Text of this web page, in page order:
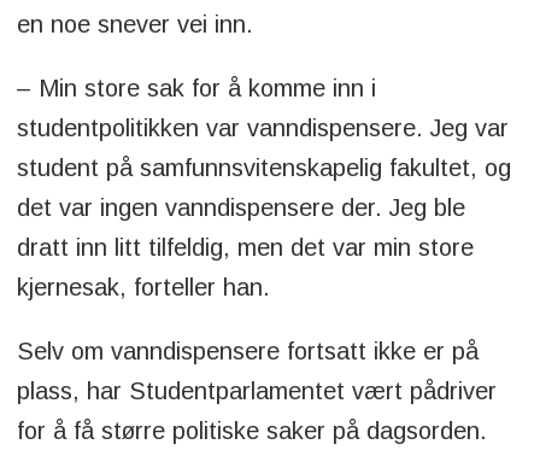
en noe snever vei inn.
– Min store sak for å komme inn i
studentpolitikken var vanndispensere. Jeg var
student på samfunnsvitenskapelig fakultet, og
det var ingen vanndispensere der. Jeg ble
dratt inn litt tilfeldig, men det var min store
kjernesak, forteller han.
Selv om vanndispensere fortsatt ikke er på
plass, har Studentparlamentet vært pådriver
for å få større politiske saker på dagsorden.